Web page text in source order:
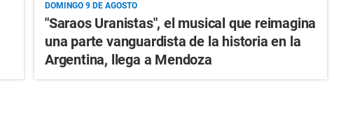
DOMINGO 9 DE AGOSTO
"Saraos Uranistas", el musical que reimagina
una parte vanguardista de la historia en la
Argentina, llega a Mendoza